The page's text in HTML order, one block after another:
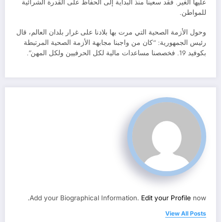
عليها الغير. فقد سعينا منذ البداية إلى الحفاظ على القدرة الشرائية
للمواطن.
وحول الأزمة الصحية التي مرت بها بلادنا على غرار بلدان العالم، قال
رئيس الجمهورية: “كان من واجبنا مجابهة الأزمة الصحية المرتبطة
بكوفيد 19. فخصصنا مساعدات مالية لكل الحرفيين ولكل المهن”.
Add your Biographical Information. Edit your Profile now.
View All Posts